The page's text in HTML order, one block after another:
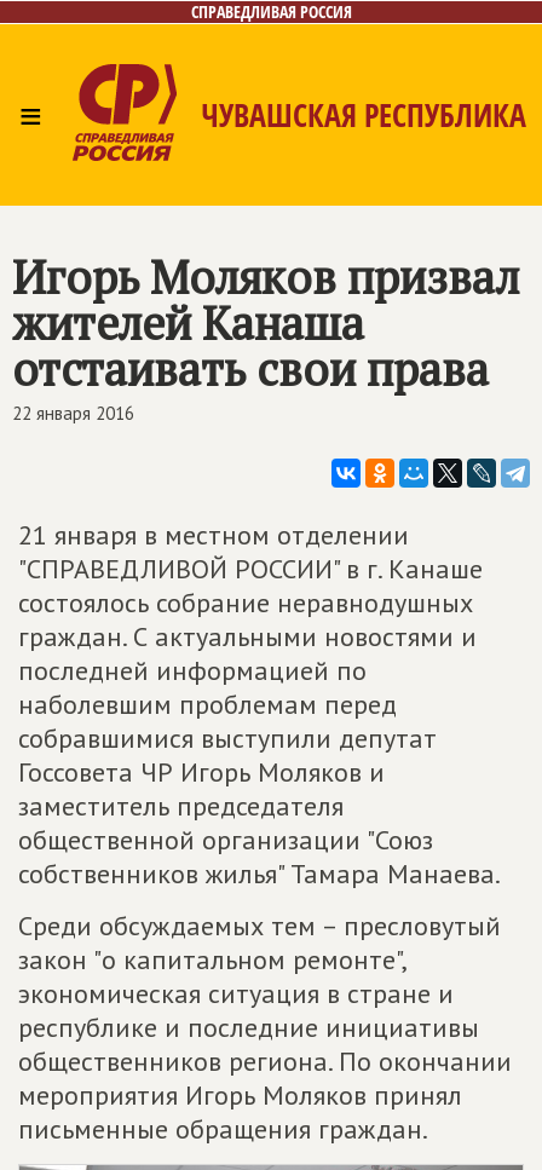
СПРАВЕДЛИВАЯ РОССИЯ
≡ ЧУВАШСКАЯ РЕСПУБЛИКА
Игорь Моляков призвал
жителей Канаша
отстаивать свои права
22 января 2016
21 января в местном отделении
"СПРАВЕДЛИВОЙ РОССИИ" в г. Канаше
состоялось собрание неравнодушных
граждан. С актуальными новостями и
последней информацией по
наболевшим проблемам перед
собравшимися выступили депутат
Госсовета ЧР Игорь Моляков и
заместитель председателя
общественной организации "Союз
собственников жилья" Тамара Манаева.
Среди обсуждаемых тем – пресловутый
закон "о капитальном ремонте",
экономическая ситуация в стране и
республике и последние инициативы
общественников региона. По окончании
мероприятия Игорь Моляков принял
письменные обращения граждан.